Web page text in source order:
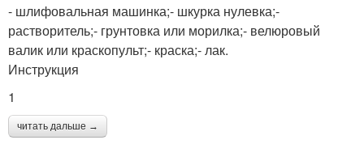
- шлифовальная машинка;- шкурка нулевка;-
растворитель;- грунтовка или морилка;- велюровый
валик или краскопульт;- краска;- лак.
Инструкция
1
читать дальше →